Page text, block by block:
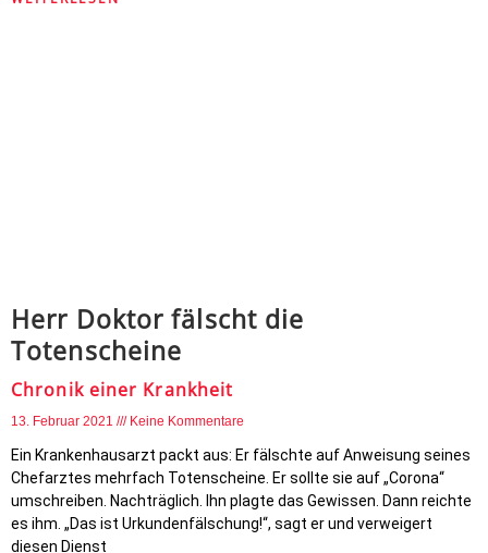
Herr Doktor fälscht die
Totenscheine
Chronik einer Krankheit
13. Februar 2021 Keine Kommentare
Ein Krankenhausarzt packt aus: Er fälschte auf Anweisung seines
Chefarztes mehrfach Totenscheine. Er sollte sie auf „Corona“
umschreiben. Nachträglich. Ihn plagte das Gewissen. Dann reichte
es ihm. „Das ist Urkundenfälschung!“, sagt er und verweigert
diesen Dienst